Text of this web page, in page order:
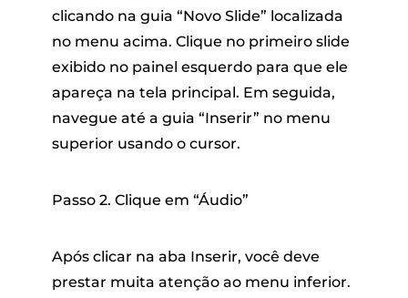
clicando na guia “Novo Slide” localizada
no menu acima. Clique no primeiro slide
exibido no painel esquerdo para que ele
apareça na tela principal. Em seguida,
navegue até a guia “Inserir” no menu
superior usando o cursor.
Passo 2. Clique em “Áudio”
Após clicar na aba Inserir, você deve
prestar muita atenção ao menu inferior.